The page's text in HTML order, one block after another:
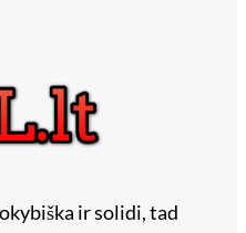
ir solidi, tad